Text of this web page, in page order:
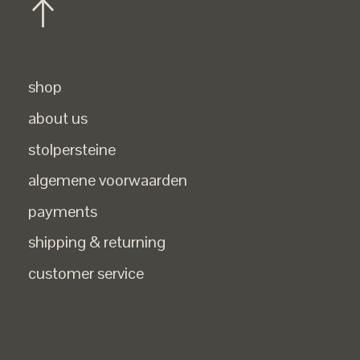
shop
about us
stolpersteine
algemene voorwaarden
payments
shipping & returning
customer service